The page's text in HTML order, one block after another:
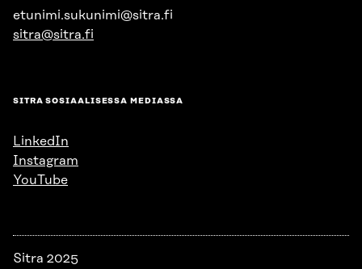
etunimi.sukunimi@sitra.fi
sitra@sitra.fi
SITRA SOSIAALISESSA MEDIASSA
LinkedIn
Instagram
YouTube
Sitra 2025